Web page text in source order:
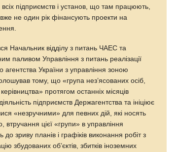
всіх підприємств і установ, що там працюють,
не один рік фінансують проекти на
Начальник відділу з питань ЧАЕС та
паливом Управління з питань реалізації
України з управління зоною
тому, що «група нез’ясованих осіб,
протягом останніх місяців
підприємств Держагентства та ініціює
«незручними» для певних дій, які носять
втручання цієї «групи» в управління
зриву планів і графіків виконання робіт з
збудованих об’єктів, збитків іноземних